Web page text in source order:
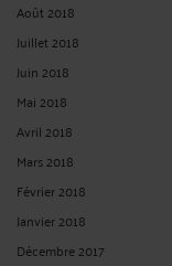
Août 2018
Juillet 2018
Juin 2018
Mai 2018
Avril 2018
Mars 2018
Février 2018
Janvier 2018
Décembre 2017